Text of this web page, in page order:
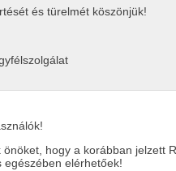
és türelmét köszönjük!
önöket, hogy a korábban jelzett
egészében elérhetőek!